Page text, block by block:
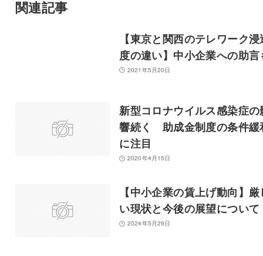
関連記事
【東京と関西のテレワーク浸
度の違い】中小企業への助言
2021年5月20日
新型コロナウイルス感染症の
響続く 助成金制度の条件緩
に注目
2020年4月15日
【中小企業の賃上げ動向】厳
い現状と今後の展望について
2024年5月29日